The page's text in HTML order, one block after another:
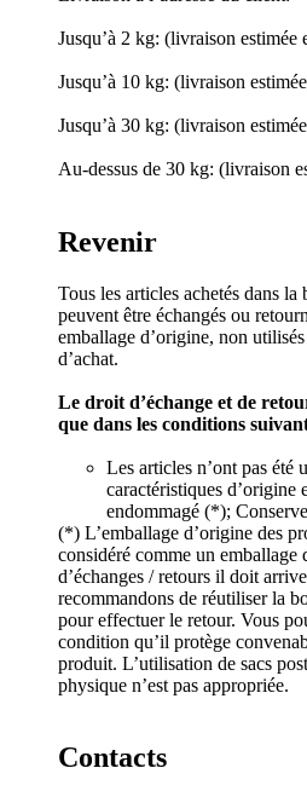
Jusqu’à 2 kg: (livraison
Jusqu’à 10 kg: (livraison
Jusqu’à 30 kg: (livraison
Au-dessus de 30 kg: (livraison
Revenir
Tous les articles achetés dans
peuvent être échangés ou
emballage d’origine, non
d’achat.
Le droit d’échange et de
que dans les conditions
Les articles n’ont pas été
caractéristiques d’origine
endommagé (*);
(*) L’emballage d’origine des
considéré comme un emballage
d’échanges / retours il doit
recommandons de réutiliser la
pour effectuer le retour. Vous
condition qu’il protège
produit. L’utilisation de sacs
physique n’est pas appropriée.
Contacts